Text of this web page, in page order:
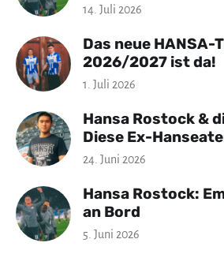
14. Juli 2026
Das neue HANSA-
2026/2027 ist da!
1. Juli 2026
Hansa Rostock &
Diese Ex-
24. Juni 2026
Hansa Rostock:
an Bord
5. Juni 2026